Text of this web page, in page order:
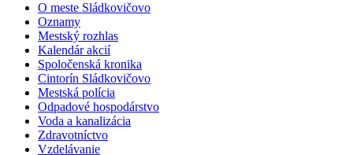
O meste Sládkovičovo
Oznamy
Mestský rozhlas
Kalendár akcií
Spoločenská kronika
Cintorín Sládkovičovo
Mestská polícia
Odpadové hospodárstvo
Voda a kanalizácia
Zdravotníctvo
Vzdelávanie